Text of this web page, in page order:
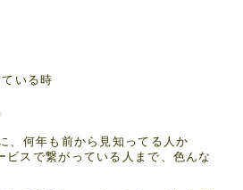
いる時
、何年も前から見知ってる人か
ビスで繋がっている人まで、色んな